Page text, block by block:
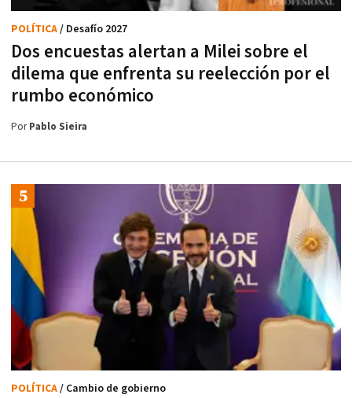
Dos encuestas alertan a Milei sobre el
dilema que enfrenta su reelección por el
rumbo económico
POLÍTICA/ Desafío 2027
PorPablo Sieira
POLÍTICA/ Cambio de gobierno